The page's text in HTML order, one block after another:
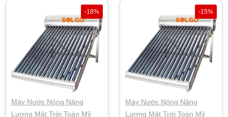
-18%
Máy Nước Nóng Năng
Lượng Mặt Trời Toàn Mỹ
-15%
Máy Nước Nóng Năng
Lượng Mặt Trời Toàn Mỹ